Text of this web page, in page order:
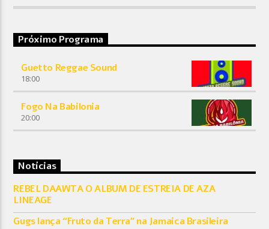
Próximo Programa
Guetto Reggae Sound
18:00
Fogo Na Babilonia
20:00
Notícias
REBEL DAAWTA O ALBUM DE ESTREIA DE AZA
LINEAGE
Gugs lança “Fruto da Terra” na Jamaica Brasileira